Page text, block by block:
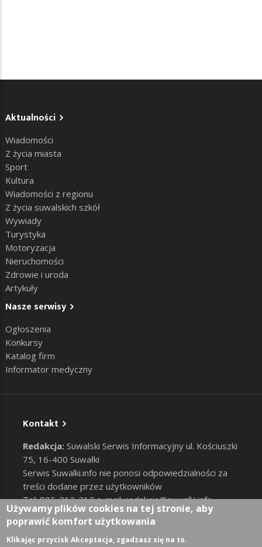
Aktualności
Wiadomości
Z życia miasta
Sport
Kultura
Wiadomości z regionu
Z życia suwalskich szkół
Wywiady
Turystyka
Motoryzacja
Nieruchomości
Zdrowie i uroda
Artykuły
Nasze serwisy
Ogłoszenia
Konkursy
Katalog firm
Informator medyczny
Kontakt
Redakcja: Suwalski Serwis Informacyjny ul. Kościuszki
75, 16-400 Suwałki
Serwis Suwalki.info nie ponosi odpowiedzialności za
treści dodane przez użytkowników
Tel: 885-212-212 e-mail:redakcja@suwalki.info,
reklama@suwalki.info
RODO |Cookies
Zaloguj
Używamy plików cookies na tej stronie, aby
poprawić komfort użytkowania
Klikając przycisk Akceptacja, zgadzasz się na to.